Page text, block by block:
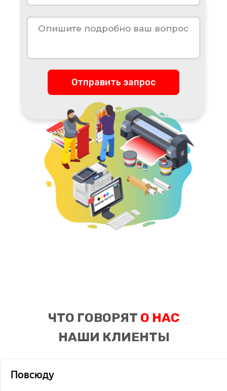
Отправить запрос
ЧТО ГОВОРЯТ О НАС
НАШИ КЛИЕНТЫ